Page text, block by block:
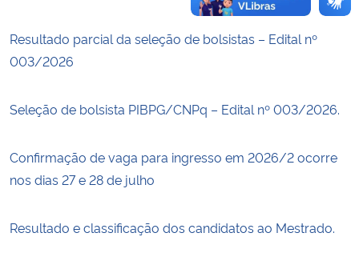
Resultado parcial da seleção de bolsistas – Edital nº
003/2026
Seleção de bolsista PIBPG/CNPq – Edital nº 003/2026.
Confirmação de vaga para ingresso em 2026/2 ocorre
nos dias 27 e 28 de julho
Resultado e classificação dos candidatos ao Mestrado.